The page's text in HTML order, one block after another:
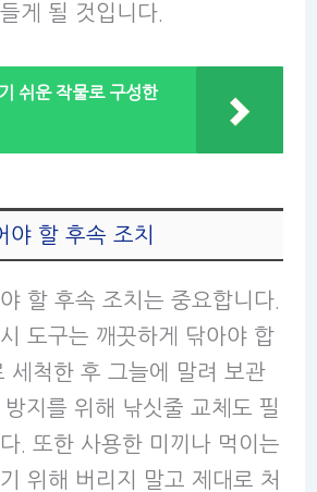
게 될 것입니다.
쉬운 작물로 구성한
야 할 후속 조치
할 후속 조치는 중요합니다.
도구는 깨끗하게 닦아야 합
세척한 후 그늘에 말려 보관
지를 위해 낚싯줄 교체도 필
. 또한 사용한 미끼나 먹이는
위해 버리지 말고 제대로 처